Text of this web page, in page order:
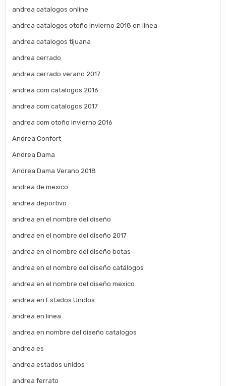
andrea catalogos online
andrea catalogos otoño invierno 2018 en linea
andrea catalogos tijuana
andrea cerrado
andrea cerrado verano 2017
andrea com catalogos 2016
andrea com catalogos 2017
andrea com otoño invierno 2016
Andrea Confort
Andrea Dama
Andrea Dama Verano 2018
andrea de mexico
andrea deportivo
andrea en el nombre del diseño
andrea en el nombre del diseño 2017
andrea en el nombre del diseño botas
andrea en el nombre del diseño catálogos
andrea en el nombre del diseño mexico
andrea en Estados Unidos
andrea en linea
andrea en nombre del diseño catalogos
andrea es
andrea estados unidos
andrea ferrato